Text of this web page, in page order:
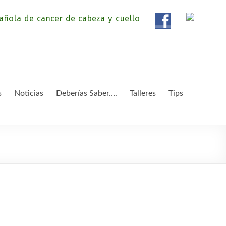
de Pacientes de
de Cáncer de Cabeza y cuello «APC», una
apoyar a pacientes y familiares.
Noticias Deberías Saber…. Talleres Tips